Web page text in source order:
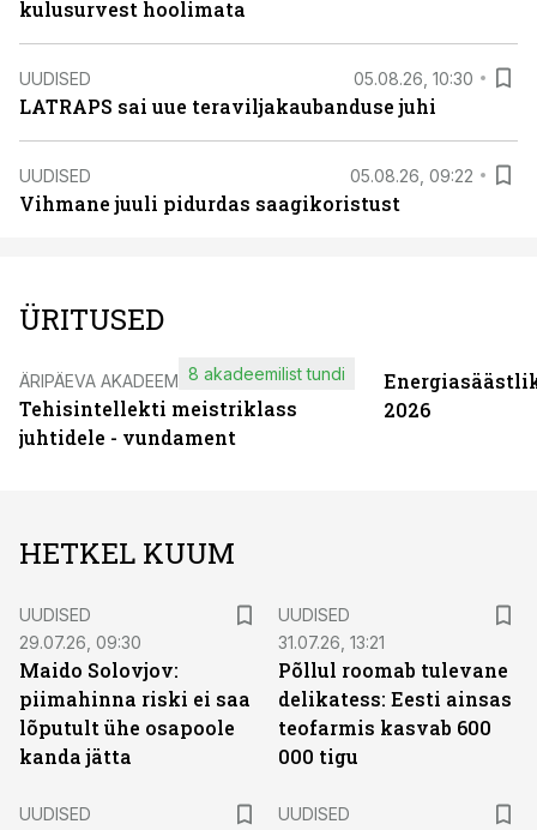
kulusurvest hoolimata
UUDISED 05.08.26, 10:30
LATRAPS sai uue teraviljakaubanduse juhi
UUDISED 05.08.26, 09:22
Vihmane juuli pidurdas saagikoristust
ÜRITUSED
ÄRIPÄEVA AKADEEMIA
Tehisintellekti meistriklass
juhtidele - vundament
8 akadeemilist tundi
2026
HETKEL KUUM
UUDISED
29.07.26, 09:30
Maido Solovjov:
piimahinna riski ei saa
lõputult ühe osapoole
kanda jätta
UUDISED
31.07.26, 13:21
Põllul roomab tulevane
delikatess: Eesti ainsas
teofarmis kasvab 600
000 tigu
UUDISED
UUDISED